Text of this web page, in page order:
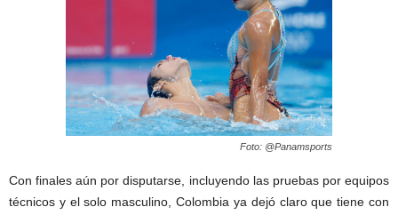
Foto: @Panamsports
Con finales aún por disputarse, incluyendo las pruebas por equipos
técnicos y el solo masculino, Colombia ya dejó claro que tiene con